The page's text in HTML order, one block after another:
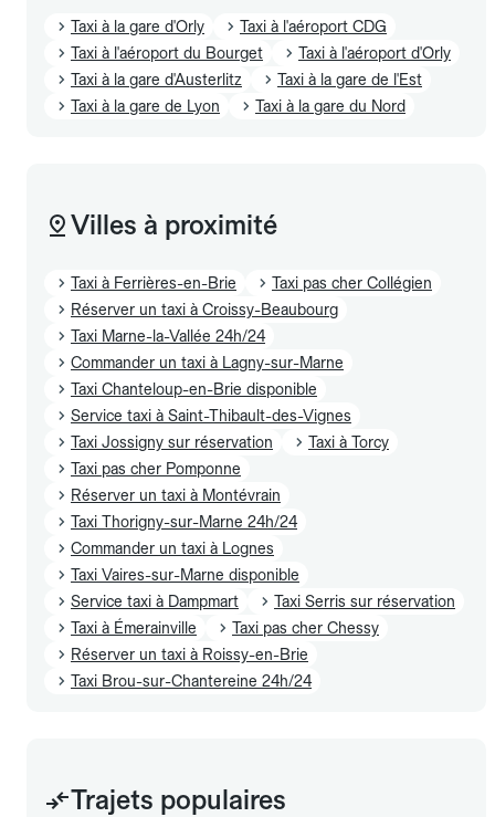
Taxi à la gare d'Orly
Taxi à l'aéroport CDG
Taxi à l'aéroport du Bourget
Taxi à l'aéroport d'Orly
Taxi à la gare d'Austerlitz
Taxi à la gare de l'Est
Taxi à la gare de Lyon
Taxi à la gare du Nord
Villes à proximité
Taxi à Ferrières-en-Brie
Taxi pas cher Collégien
Réserver un taxi à Croissy-Beaubourg
Taxi Marne-la-Vallée 24h/24
Commander un taxi à Lagny-sur-Marne
Taxi Chanteloup-en-Brie disponible
Service taxi à Saint-Thibault-des-Vignes
Taxi Jossigny sur réservation
Taxi à Torcy
Taxi pas cher Pomponne
Réserver un taxi à Montévrain
Taxi Thorigny-sur-Marne 24h/24
Commander un taxi à Lognes
Taxi Vaires-sur-Marne disponible
Service taxi à Dampmart
Taxi Serris sur réservation
Taxi à Émerainville
Taxi pas cher Chessy
Réserver un taxi à Roissy-en-Brie
Taxi Brou-sur-Chantereine 24h/24
Trajets populaires